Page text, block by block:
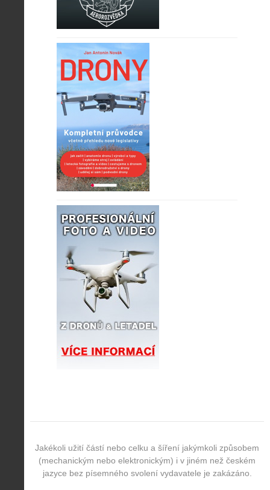
Jakékoli užití částí nebo celku a šíření jakýmkoli způsobem
(mechanickým nebo elektronickým) i v jiném než českém
jazyce bez písemného svolení vydavatele je zakázáno.